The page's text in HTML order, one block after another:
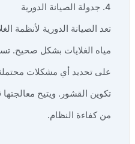
4. جدولة الصيانة الدورية
تعد الصيانة الدورية لأنظمة
مياه الغلايات بشكل صحيح.
على تحديد أي مشكلات
تكوين القشور. ويتيح
من كفاءة النظام.